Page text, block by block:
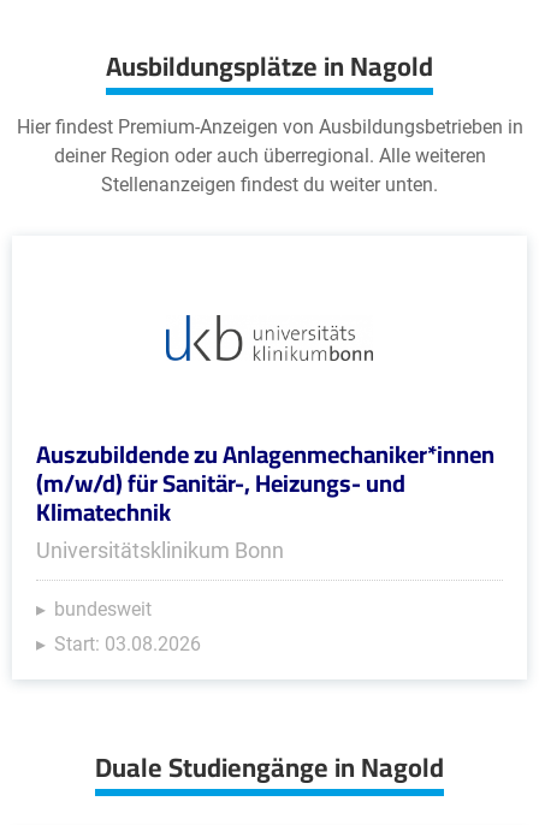
Ausbildungsplätze in Nagold
Hier findest Premium-Anzeigen von Ausbildungsbetrieben in
deiner Region oder auch überregional. Alle weiteren
Stellenanzeigen findest du weiter unten.
Auszubildende zu Anlagenmechaniker*innen
(m/w/d) für Sanitär-, Heizungs- und
Klimatechnik
Universitätsklinikum Bonn
bundesweit
Start: 03.08.2026
Duale Studiengänge in Nagold